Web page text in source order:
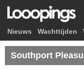
Nieuws Wachttijden
Southport